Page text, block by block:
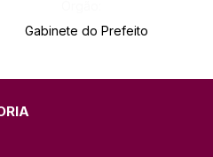
Gabinete do Prefeito